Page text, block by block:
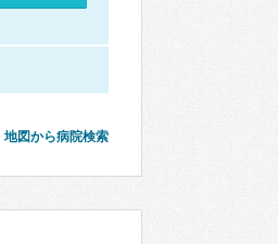
地図から病院検索